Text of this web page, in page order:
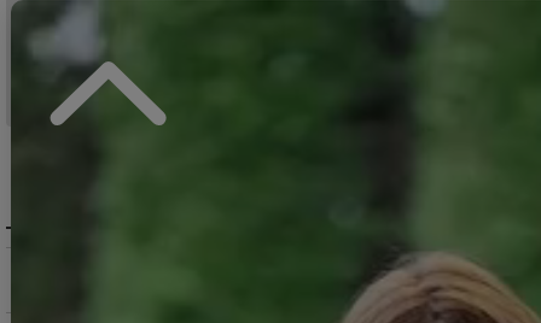
＞ 地域別の配達日数目安・詳細はこちら